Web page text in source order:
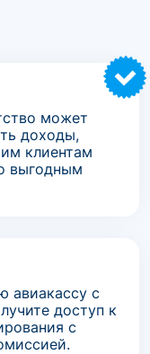
может
доходы,
клиентам
выгодным
авиакассу с
доступ к
с